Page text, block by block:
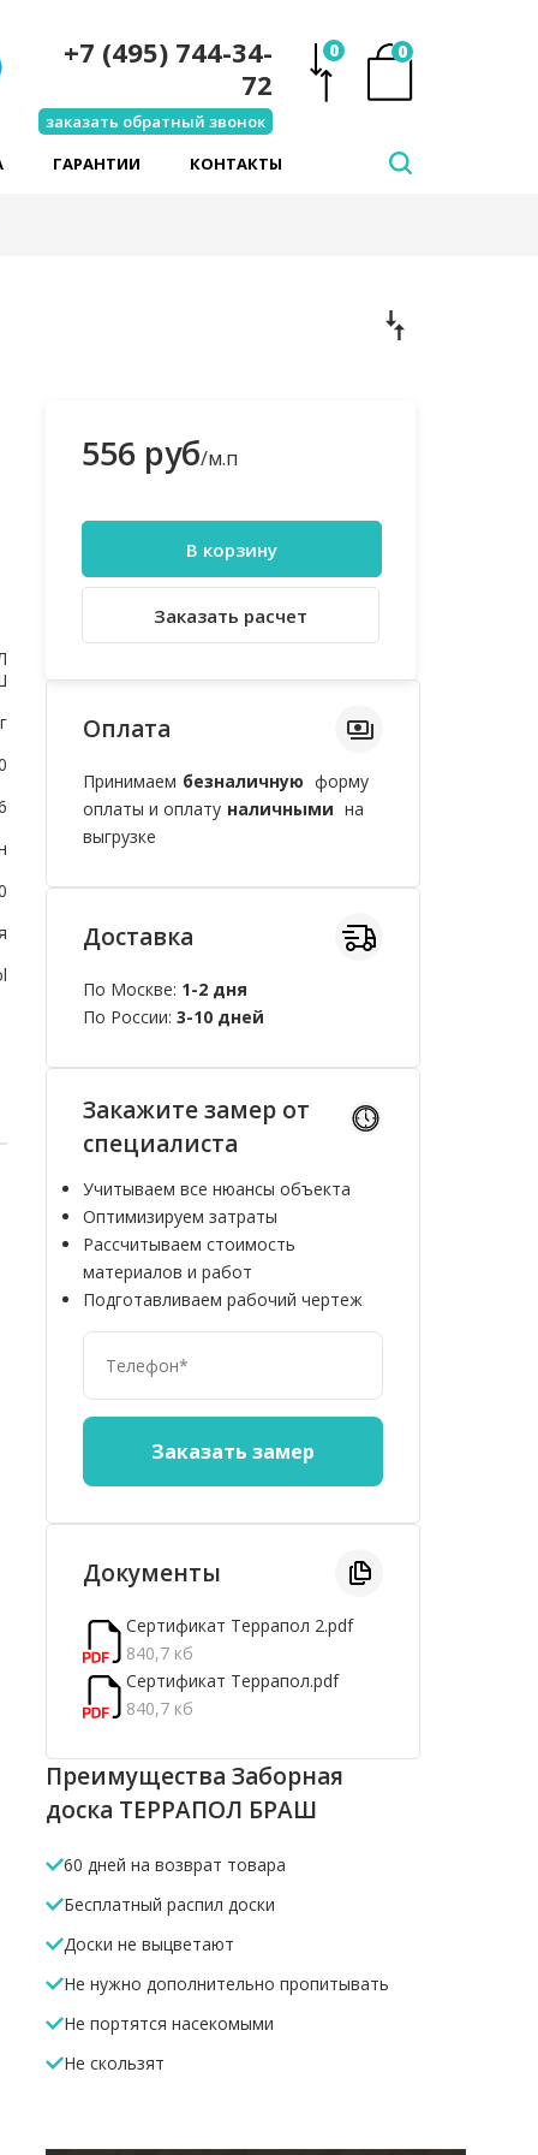
0
0
+7 (495) 744-34-
72
заказать обратный звонок
ГАРАНТИИ КОНТАКТЫ
556 руб/м.п
В корзину
Заказать расчет
Оплата
Принимаем безналичную форму
оплаты и оплату наличными на
выгрузке
Доставка
По Москве: 1-2 дня
По России: 3-10 дней
Закажите замер от
специалиста
Учитываем все нюансы объекта
Оптимизируем затраты
Рассчитываем стоимость
материалов и работ
Подготавливаем рабочий чертеж
Документы
Сертификат Террапол 2.pdf
840,7 кб
Сертификат Террапол.pdf
840,7 кб
Преимущества Заборная
доска ТЕРРАПОЛ БРАШ
60 дней на возврат товара
Бесплатный распил доски
Доски не выцветают
Не нужно дополнительно пропитывать
Не портятся насекомыми
Не скользят